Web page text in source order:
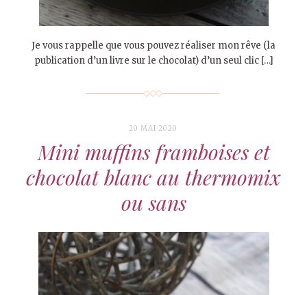
Je vous rappelle que vous pouvez réaliser mon rêve (la
publication d’un livre sur le chocolat) d’un seul clic […]
20 MAI 2020
Mini muffins framboises et
chocolat blanc au thermomix
ou sans